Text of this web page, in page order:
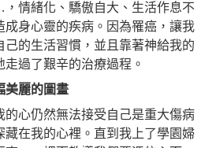
情緒化、驕傲自大、生活作息不
身心靈的疾病。因為罹癌，讓我
己的生活習慣，並且靠著神給我的
過了艱辛的治療過程。
美麗的圖畫
的心仍然無法接受自己是重大傷病
藏在我的心裡。直到我上了學園婦